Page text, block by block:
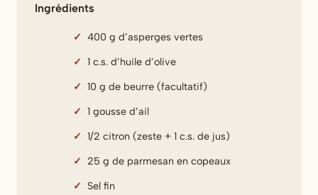
Ingrédients
400 g d’asperges vertes
1 c.s. d’huile d’olive
10 g de beurre (facultatif)
1 gousse d’ail
1/2 citron (zeste + 1 c.s. de jus)
25 g de parmesan en copeaux
Sel fin